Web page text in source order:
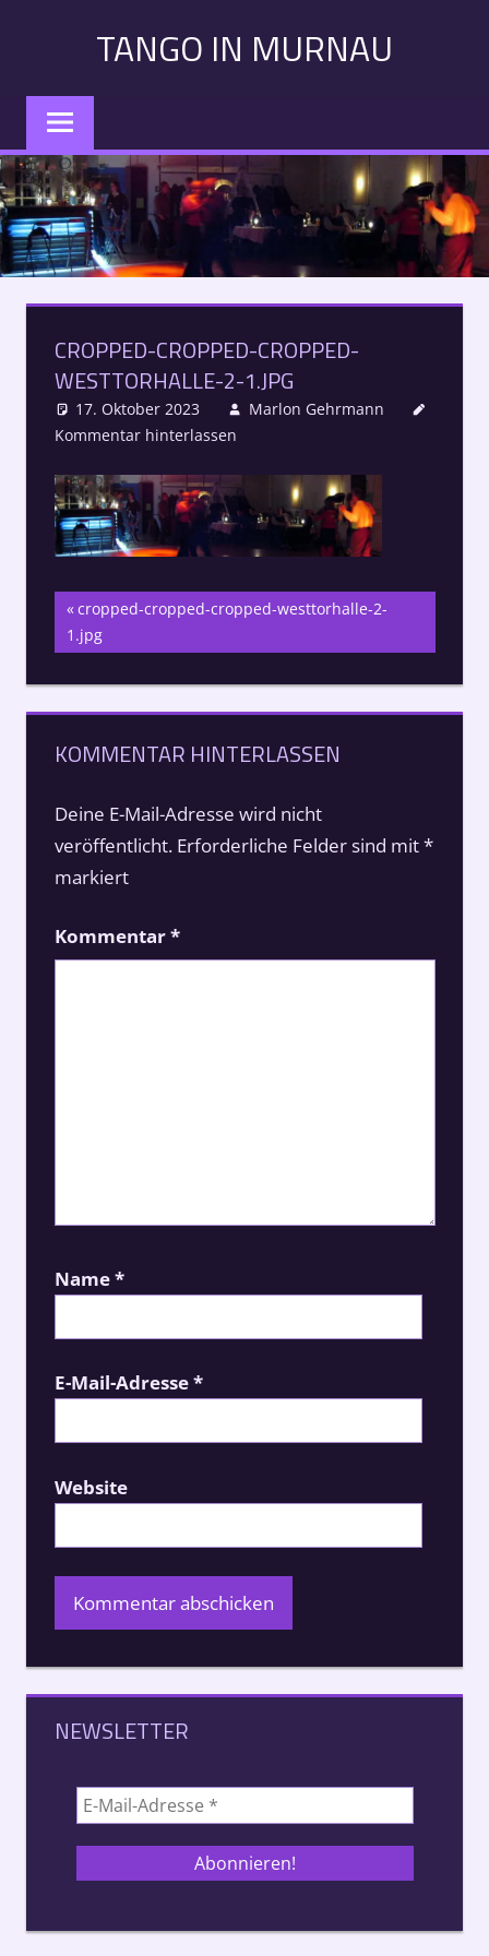
TANGO IN MURNAU
Tango
Veranstaltungen,
Kurse,
Konzerte
–
einen
Blick
CROPPED-CROPPED-CROPPED-
WESTTORHALLE-2-1.JPG
17. Oktober 2023
Marlon Gehrmann
Kommentar hinterlassen
Beitragsnavigation
Vorheriger
Beitrag:
cropped-cropped-cropped-westtorhalle-2-
1.jpg
KOMMENTAR HINTERLASSEN
Deine E-Mail-Adresse wird nicht
veröffentlicht. Erforderliche Felder sind mit*
markiert
Kommentar*
Name*
E-Mail-Adresse*
Website
NEWSLETTER